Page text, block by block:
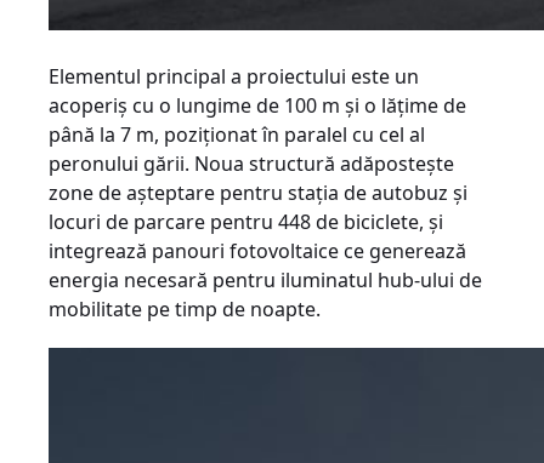
Elementul principal a proiectului este un
acoperiș cu o lungime de 100 m și o lățime de
până la 7 m, poziţionat în paralel cu cel al
peronului gării. Noua structură adăposteşte
zone de aşteptare pentru staţia de autobuz şi
locuri de parcare pentru 448 de biciclete, şi
integrează panouri fotovoltaice ce generează
energia necesară pentru iluminatul hub-ului de
mobilitate pe timp de noapte.